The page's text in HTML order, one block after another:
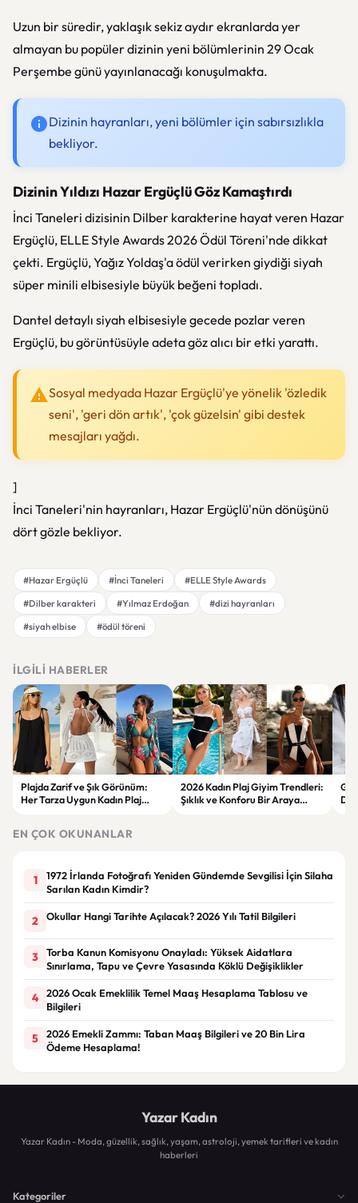
Uzun bir süredir, yaklaşık sekiz aydır ekranlarda yer
almayan bu popüler dizinin yeni bölümlerinin 29 Ocak
Perşembe günü yayınlanacağı konuşulmakta.
Dizinin hayranları, yeni bölümler için sabırsızlıkla
bekliyor.
Dizinin Yıldızı Hazar Ergüçlü Göz Kamaştırdı
İnci Taneleri dizisinin Dilber karakterine hayat veren Hazar
Ergüçlü, ELLE Style Awards 2026 Ödül Töreni'nde dikkat
çekti. Ergüçlü, Yağız Yoldaş'a ödül verirken giydiği siyah
süper minili elbisesiyle büyük beğeni topladı.
Dantel detaylı siyah elbisesiyle gecede pozlar veren
Ergüçlü, bu görüntüsüyle adeta göz alıcı bir etki yarattı.
Sosyal medyada Hazar Ergüçlü'ye yönelik 'özledik
seni', 'geri dön artık', 'çok güzelsin' gibi destek
mesajları yağdı.
]
İnci Taneleri'nin hayranları, Hazar Ergüçlü'nün dönüşünü
dört gözle bekliyor.
#Hazar Ergüçlü #İnci Taneleri
#ELLE Style Awards
#Dilber karakteri
#Yılmaz Erdoğan
#dizi hayranları
#siyah elbise
#ödül töreni
İLGILI HABERLER
Plajda Zarif ve Şık Görünüm:
Her Tarza Uygun Kadın Plaj
2026 Kadın Plaj Giyim Trendleri:
Şıklık ve Konforu Bir Araya
EN ÇOK OKUNANLAR
1
1972 İrlanda Fotoğrafı Yeniden Gündemde Sevgilisi İçin Silaha
Sarılan Kadın Kimdir?
2 Okullar Hangi Tarihte Açılacak? 2026 Yılı Tatil Bilgileri
3
Torba Kanun Komisyonu Onayladı: Yüksek Aidatlara
Sınırlama, Tapu ve Çevre Yasasında Köklü Değişiklikler
4
2026 Ocak Emeklilik Temel Maaş Hesaplama Tablosu ve
Bilgileri
5
2026 Emekli Zammı: Taban Maaş Bilgileri ve 20 Bin Lira
Ödeme Hesaplama!
Yazar Kadın
Yazar Kadın - Moda, güzellik, sağlık, yaşam, astroloji, yemek tarifleri ve kadın
haberleri
Kategoriler